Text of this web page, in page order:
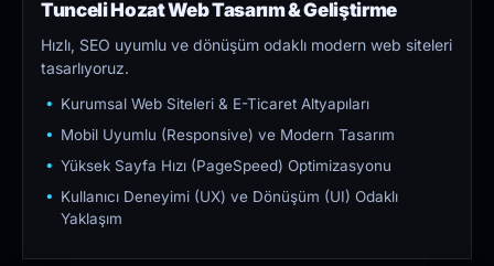
Tunceli Hozat Web Tasarım & Geliştirme
Hızlı, SEO uyumlu ve dönüşüm odaklı modern web siteleri
tasarlıyoruz.
Kurumsal Web Siteleri & E-Ticaret Altyapıları
Mobil Uyumlu (Responsive) ve Modern Tasarım
Yüksek Sayfa Hızı (PageSpeed) Optimizasyonu
Kullanıcı Deneyimi (UX) ve Dönüşüm (UI) Odaklı
Yaklaşım